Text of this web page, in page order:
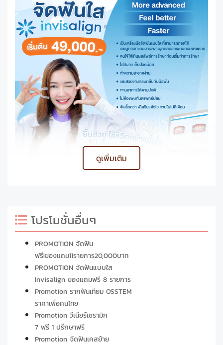
ดูเพิ่มเติม
โปรโมชั่นอื่นๆ
PROMOTION จัดฟัน
ฟรี!ของแถม11รายการ20,000บาท
PROMOTION จัดฟันแบบใส
Invisalign ของแถมฟรี 8 รายการ
Promotion รากฟันเทียม OSSTEM
ราคาเพื่อคนไทย
Promotion วีเนียร์เซรามิก
7 ฟรี 1 ปรึกษาฟรี
Promotion จัดฟันเคสย้าย